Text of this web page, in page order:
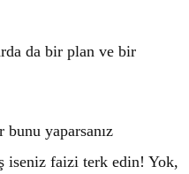
da bir plan ve bir
yaparsanız
iseniz faizi terk edin! Yok,